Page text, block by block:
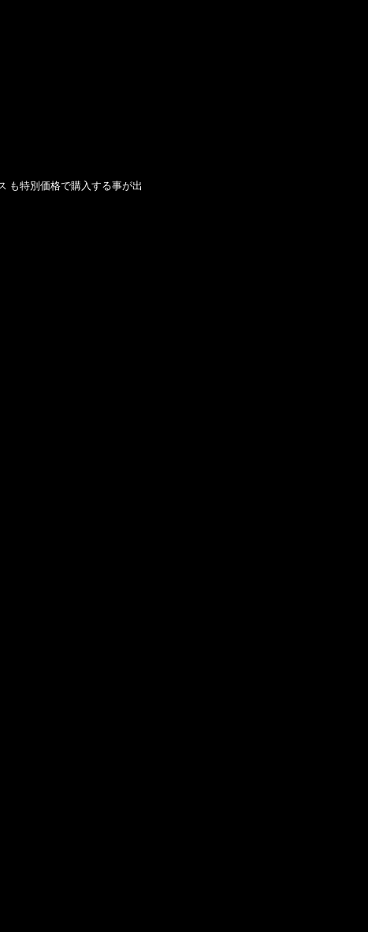
も特別価格で購入する事が出